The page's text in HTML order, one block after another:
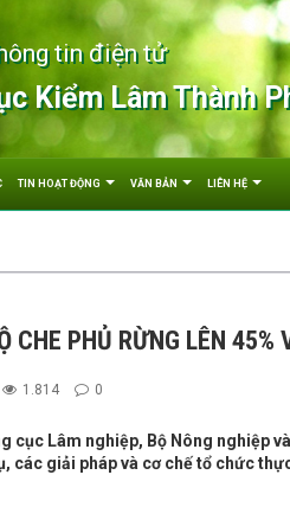
tin điện tử
Kiểm Lâm Thành
TIN HOẠT ĐỘNG VĂN BẢN LIÊN HỆ
CHE PHỦ RỪNG LÊN 45%
1.814 0
cục Lâm nghiệp, Bộ Nông nghiệp
các giải pháp và cơ chế tổ chức